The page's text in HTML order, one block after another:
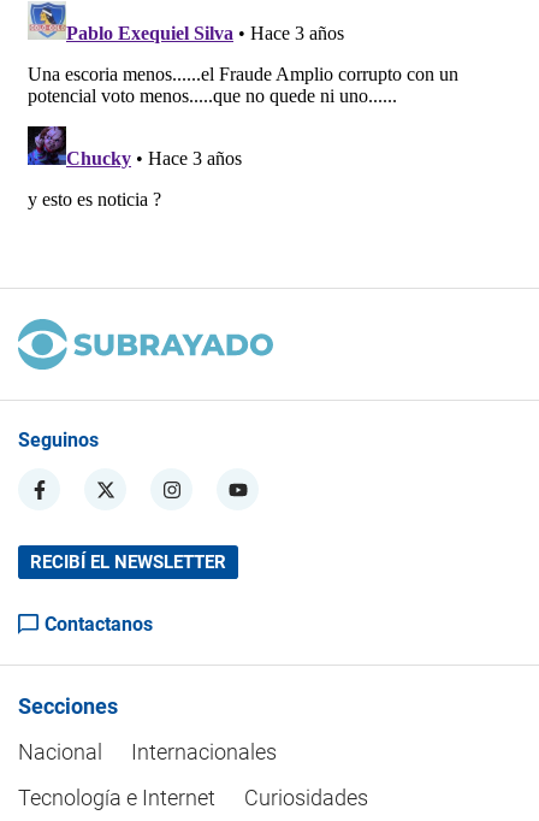
Seguinos
RECIBÍ EL NEWSLETTER
Contactanos
Secciones
Nacional
Internacionales
Tecnología e Internet
Curiosidades